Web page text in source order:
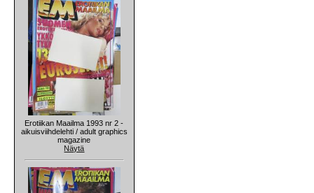
Erotiikan Maailma 1993 nr 2 -
aikuisviihdelehti / adult graphics
magazine
Näytä